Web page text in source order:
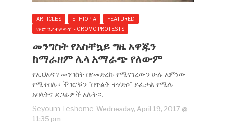
ARTICLES ETHIOPIA
FEATURED
የኦሮሚያ ተቃውሞ - OROMO PROTESTS
መንግስት የአስቸኳይ ግዜ አዋጁን
ከማራዘም ሌላ አማራጭ የለውም
የኢህአዳግ መንግስት በየመድረኩ የሚናገረውን ሁሉ አምነው
የሚቀበሉ፣ ችግሮቹን “በጥልቅ ተሃድሶ” ይፈታል የሚሉ
አባላትና ደጋፊዎች አሉት።.
Seyoum Teshome Wednesday, April 19, 2017 @
11:35 pm